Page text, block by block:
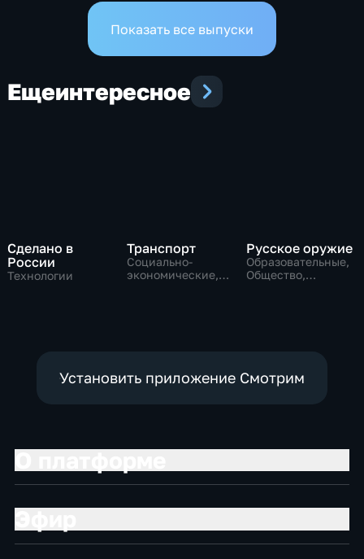
Показать все выпуски
Ещеинтересное
Сделано в
России
Технологии
Транспорт
Социально-
экономические,
Русское оружие
Образовательные,
Общество,
Установить приложение Смотрим